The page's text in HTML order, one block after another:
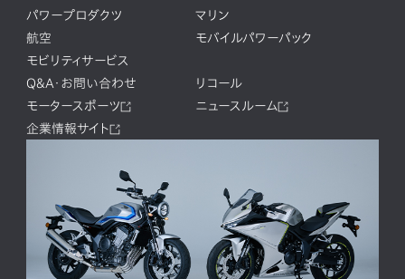
パワープロダクツ
マリン
航空
モバイルパワーパック
モビリティサービス
Q&A・お問い合わせ
リコール
モータースポーツ
ニュースルーム
企業情報サイト